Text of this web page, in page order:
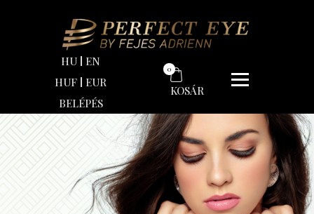
HU
EN
HUF
EUR
BELÉPÉS
0
KOSÁR
Maximum ár
7000 Ft